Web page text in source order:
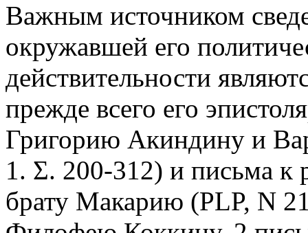
Важным источником
окружавшей его
действительности
прежде всего его
Григорию Акиндину и
1. Σ. 200-312) и письма к
брату Макарию (PLP, N